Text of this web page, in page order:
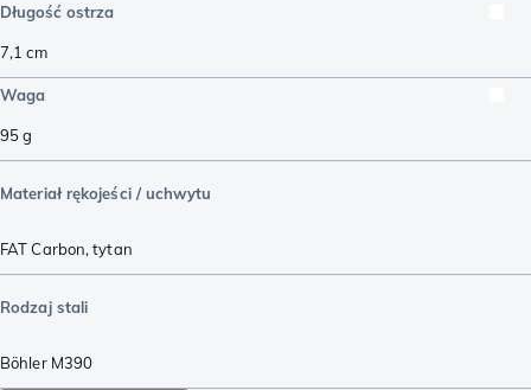
Długość ostrza
7,1 cm
Waga
95g
Materiał rękojeści / uchwytu
FAT Carbon,tytan
Rodzaj stali
Böhler M390